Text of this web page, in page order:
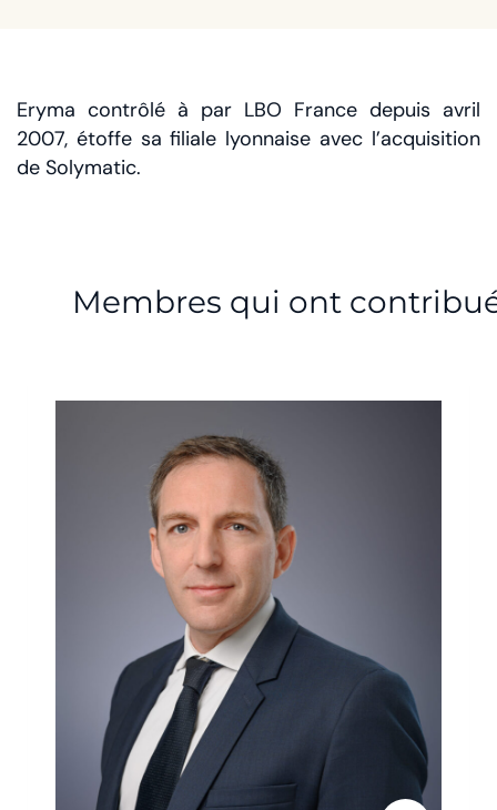
Eryma contrôlé à par LBO France depuis avril
2007, étoffe sa filiale lyonnaise avec l’acquisition
de Solymatic.
Membres qui ont